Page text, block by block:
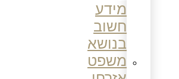
מידע
חשוב
בנושא
משפט